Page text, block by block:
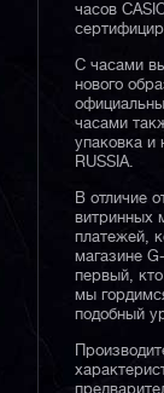
часов
С часами
нового
часами
упаковка и
RUSSIA.
В отличие
витринных
платежей,
магазине
первый,
мы
подобный